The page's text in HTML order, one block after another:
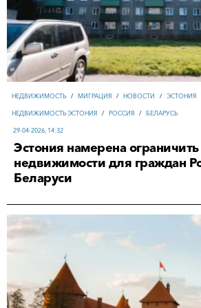
НЕДВИЖИМОСТЬ / МИГРАЦИЯ / НОВОСТИ / ЭСТОНИЯ
НЕДВИЖИМОСТЬ ЭСТОНИЯ / РОССИЯ / БЕЛАРУСЬ
29-04-2026, 14:32
Эстония намерена
недвижимости для граждан
Беларуси